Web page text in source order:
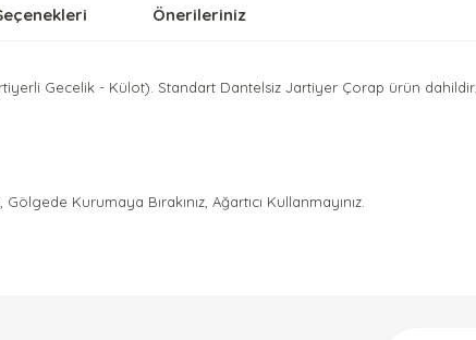
Önerileriniz
Gecelik - Külot). Standart Dantelsiz Jartiyer Çorap ürün dahildir.
Kurumaya Bırakınız, Ağartıcı Kullanmayınız.